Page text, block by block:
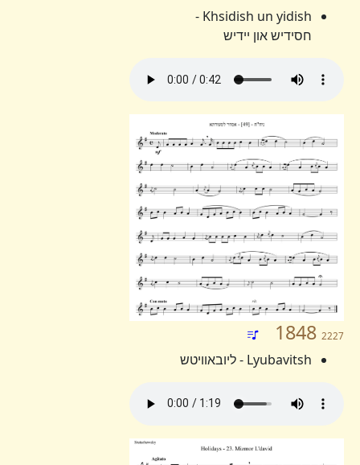
Khsidish un yidish -
חסידיש און יידיש
1848 2227
Lyubavitsh - ליובאוויטש